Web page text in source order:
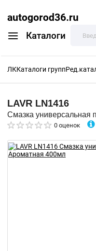
autogorod36.ru
Каталоги
ЛККаталоги групп
LAVR LN1416
Смазка универсальная
0 оценок